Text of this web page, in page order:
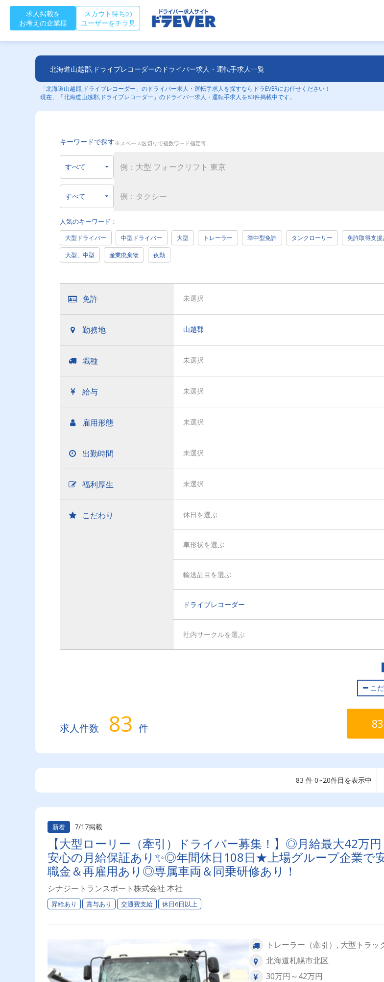
求人掲載を
お考えの企業様
スカウト待ちの
ユーザーをチラ見
北海道山越郡,ドライブレコーダーのドライバー求人・運転手求人一覧
「北海道山越郡,ドライブレコーダー」のドライバー求人・運転手求人を探すならドラEVERにお任せください！
現在、「北海道山越郡,ドライブレコーダー」のドライバー求人・運転手求人を83件掲載中です。
キーワードで探す※スペース区切りで複数ワード指定可
人気のキーワード：
大型ドライバー 中型ドライバー 大型 トレーラー 準中型免許 タンクローリー 免許取得支援
大型、中型 産業廃棄物 夜勤
免許 未選択
勤務地 山越郡
職種 未選択
給与 未選択
雇用形態 未選択
出勤時間 未選択
福利厚生 未選択
こだわり 休日を選ぶ
車形状を選ぶ
輸送品目を選ぶ
ドライブレコーダー
社内サークルを選ぶ
こ
求人件数 83 件 83
83 件 0~20件目を表示中
新着 7/17掲載
【大型ローリー（牽引）ドライバー募集！】◎月給最大42万
安心の月給保証あり✨◎年間休日108日★上場グループ企業で
職金＆再雇用あり◎専属車両＆同乗研修あり！
シナジートランスポート株式会社 本社
昇給あり 賞与あり 交通費支給 休日6日以上
トレーラー（牽引）, 大型トラッ
北海道札幌市北区
30万円～42万円